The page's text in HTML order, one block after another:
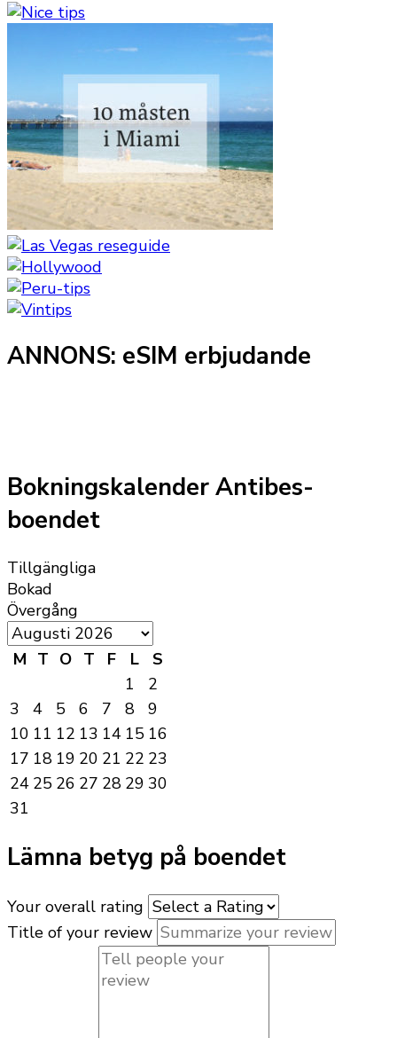
ANNONS: eSIM erbjudande
Bokningskalender Antibes-
boendet
Tillgängliga
Bokad
Övergång
M T O T F L
S
1
2
3
4 5 6 7 8
9
10 11 12 13 14 15 16
17 18 19 20 21 22 23
24 25 26 27 28 29 30
31
Lämna betyg på boendet
Your overall rating
Title of your review